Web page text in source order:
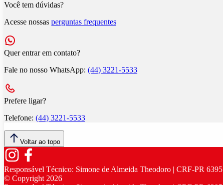
Você tem dúvidas?
Acesse nossas perguntas frequentes
Quer entrar em contato?
Fale no nosso WhatsApp: (44) 3221-5533
Prefere ligar?
Telefone: (44) 3221-5533
Voltar ao topo
Responsável Técnico: Simone de Almeida Theodoro | CRF-PR 6395
© Copyright 2026